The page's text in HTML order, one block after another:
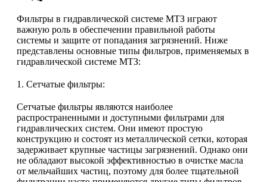
Фильтры в гидравлической системе МТЗ играют
важную роль в обеспечении правильной работы
системы и защите от попадания загрязнений. Ниже
представлены основные типы фильтров, применяемых в
гидравлической системе МТЗ:
1. Сетчатые фильтры:
Сетчатые фильтры являются наиболее
распространенными и доступными фильтрами для
гидравлических систем. Они имеют простую
конструкцию и состоят из металлической сетки, которая
задерживает крупные частицы загрязнений. Однако они
не обладают высокой эффективностью в очистке масла
от мельчайших частиц, поэтому для более тщательной